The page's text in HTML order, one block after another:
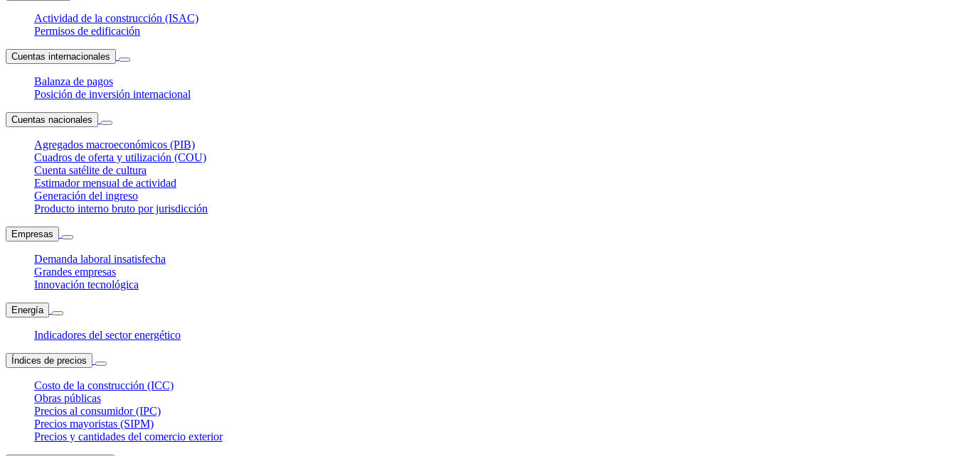
Actividad de la construcción (ISAC)
Permisos de edificación
Cuentas internacionales
Balanza de pagos
Posición de inversión internacional
Cuentas nacionales
Agregados macroeconómicos (PIB)
Cuadros de oferta y utilización (COU)
Cuenta satélite de cultura
Estimador mensual de actividad
Generación del ingreso
Producto interno bruto por jurisdicción
Empresas
Demanda laboral insatisfecha
Grandes empresas
Innovación tecnológica
Energía
Indicadores del sector energético
Índices de precios
Costo de la construcción (ICC)
Obras públicas
Precios al consumidor (IPC)
Precios mayoristas (SIPM)
Precios y cantidades del comercio exterior